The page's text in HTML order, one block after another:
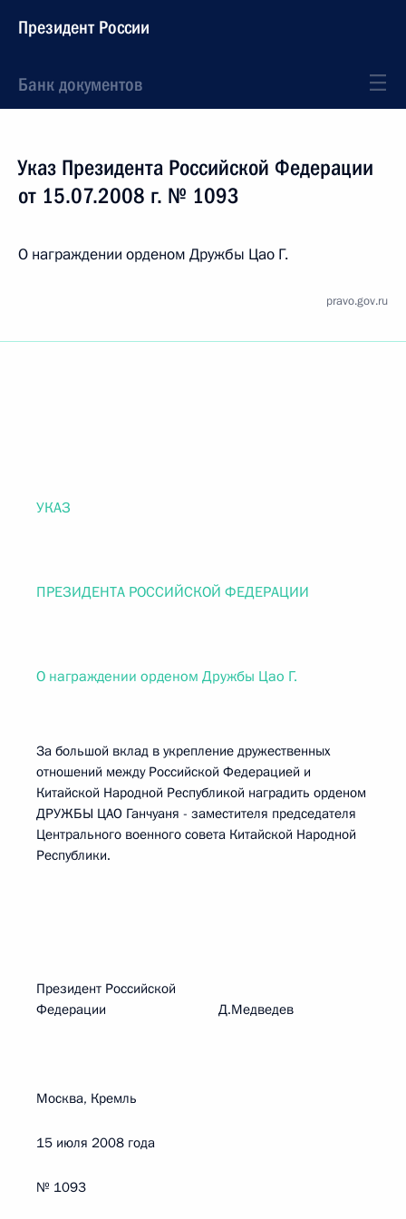
Президент России
Банк документов
Указ Президента Российской Федерации
от 15.07.2008 г. № 1093
О награждении орденом Дружбы Цао Г.
pravo.gov.ru
УКАЗ
ПРЕЗИДЕНТА РОССИЙСКОЙ ФЕДЕРАЦИИ
О награждении орденом Дружбы Цао Г.
За большой вклад в укрепление дружественных
отношений между Российской Федерацией и
Китайской Народной Республикой наградить орденом
ДРУЖБЫ ЦАО Ганчуаня - заместителя председателя
Центрального военного совета Китайской Народной
Республики.
Президент Российской
Федерации Д.Медведев
Москва, Кремль
15 июля 2008 года
№ 1093